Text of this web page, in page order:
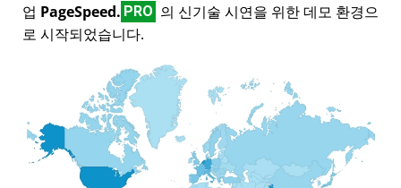
업 PageSpeed. PRO 의 신기술 시연을 위한 데모 환경으
로 시작되었습니다.